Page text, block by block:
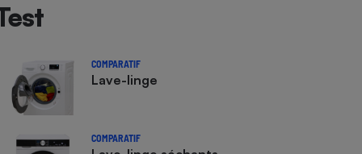
COMPARATIF
Lave-linge
COMPARATIF